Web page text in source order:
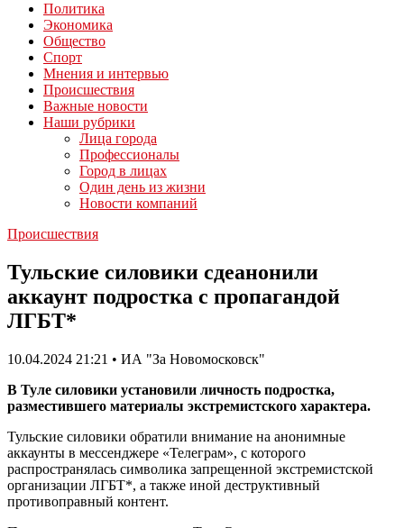
Политика
Экономика
Общество
Спорт
Мнения и интервью
Происшествия
Важные новости
Наши рубрики
Лица города
Профессионалы
Город в лицах
Один день из жизни
Новости компаний
Происшествия
Тульские силовики сдеанонили
аккаунт подростка с пропагандой
ЛГБТ*
10.04.2024 21:21 • ИА "За Новомосковск"
В Туле силовики установили личность подростка,
разместившего материалы экстремистского характера.
Тульские силовики обратили внимание на анонимные
аккаунты в мессенджере «Телеграм», с которого
распространялась символика запрещенной экстремистской
организации ЛГБТ*, а также иной деструктивный
противоправный контент.